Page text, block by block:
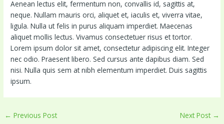
Aenean lectus elit, fermentum non, convallis id, sagittis at,
neque. Nullam mauris orci, aliquet et, iaculis et, viverra vitae,
ligula. Nulla ut felis in purus aliquam imperdiet. Maecenas
aliquet mollis lectus. Vivamus consectetuer risus et tortor.
Lorem ipsum dolor sit amet, consectetur adipiscing elit. Integer
nec odio. Praesent libero. Sed cursus ante dapibus diam. Sed
nisi. Nulla quis sem at nibh elementum imperdiet. Duis sagittis
ipsum.
← Previous Post Next Post →